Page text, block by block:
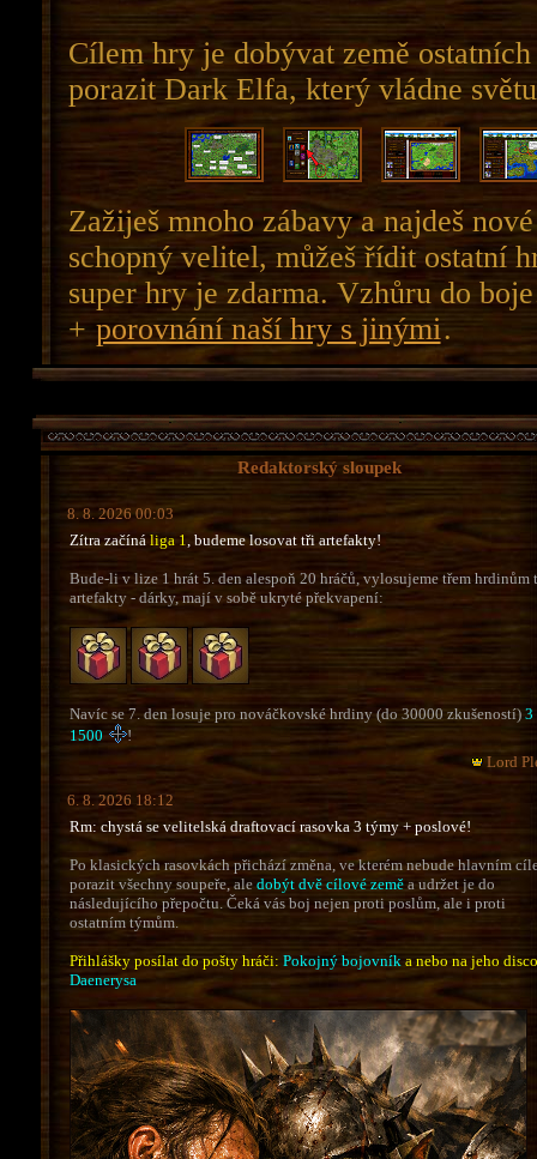
Cílem hry je dobývat země
porazit Dark Elfa, který vládne
Zažiješ mnoho zábavy a najdeš
schopný velitel, můžeš řídit ostatní
super hry je zdarma. Vzhůru do
+porovnání naší hry s jinými.
Redaktorský sloupek
8. 8. 2026 00:03
Zítra začínáliga 1, budeme losovat tři artefakty!
Bude-li v lize 1 hrát 5. den alespoň 20 hráčů, vylosujeme třem hrdinům
artefakty - dárky, mají v sobě ukryté překvapení:
Navíc se 7. den losuje pro nováčkovské hrdiny (do 30000 zkušeností) 3
1500
!
Lord
6. 8. 2026 18:12
Rm: chystá se velitelská draftovací rasovka 3 týmy + poslové!
Po klasických rasovkách přichází změna, ve kterém nebude hlavním
porazit všechny soupeře, ale dobýt dvě cílové země a udržet je do
následujícího přepočtu. Čeká vás boj nejen proti poslům, ale i proti
ostatním týmům.
Přihlášky posílat do pošty hráči: Pokojný bojovník a nebo na jeho
Daenerysa